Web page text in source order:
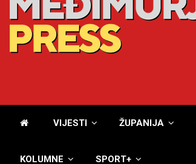
VIJESTI ŽUPANIJA
KOLUMNE SPORT+